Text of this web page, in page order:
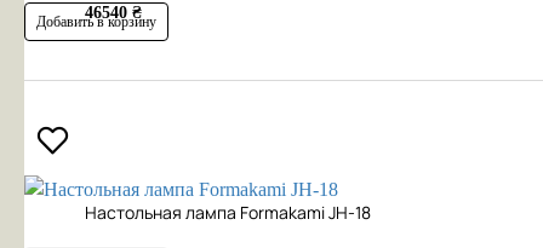
46540 ₴
Добавить в корзину
Настольная лампа Formakami JH-18